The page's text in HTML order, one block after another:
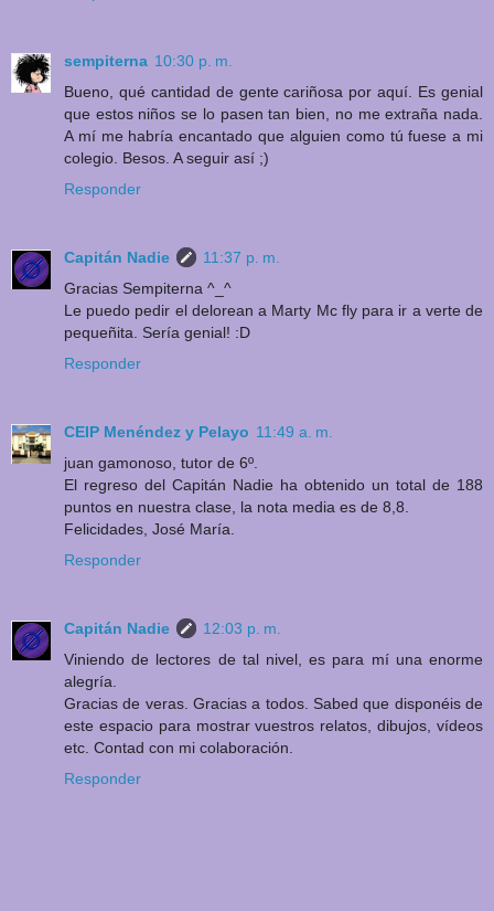
sempiterna 10:30 p. m.
Bueno, qué cantidad de gente cariñosa por aquí. Es genial
que estos niños se lo pasen tan bien, no me extraña nada.
A mí me habría encantado que alguien como tú fuese a mi
colegio. Besos. A seguir así ;)
Responder
Capitán Nadie
11:37 p. m.
Gracias Sempiterna ^_^
Le puedo pedir el delorean a Marty Mc fly para ir a verte de
pequeñita. Sería genial! :D
Responder
CEIP Menéndez y Pelayo 11:49 a. m.
juan gamonoso, tutor de 6º.
El regreso del Capitán Nadie ha obtenido un total de 188
puntos en nuestra clase, la nota media es de 8,8.
Felicidades, José María.
Responder
Capitán Nadie
12:03 p. m.
Viniendo de lectores de tal nivel, es para mí una enorme
alegría.
Gracias de veras. Gracias a todos. Sabed que disponéis de
este espacio para mostrar vuestros relatos, dibujos, vídeos
etc. Contad con mi colaboración.
Responder